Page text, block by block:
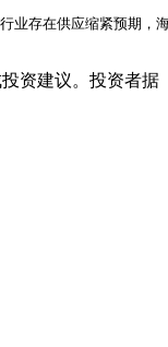
业存在供应缩紧预期
资建议。投资者据